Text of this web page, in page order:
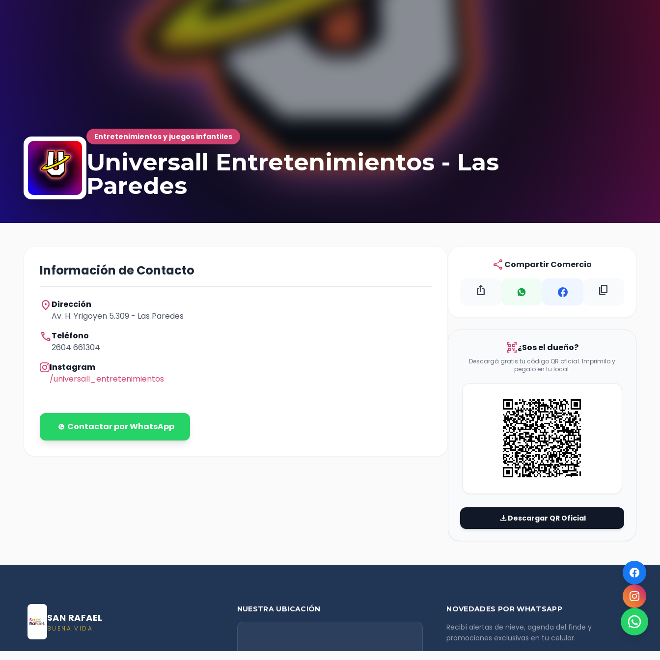
Entretenimientos y juegos infantiles
Universall Entretenimientos - Las
Paredes
Información de Contacto
location_on Dirección
Av. H. Yrigoyen 5.309 - Las Paredes
callTeléfono
2604 661304
Instagram
/universall_entretenimientos
Contactar por WhatsApp
share Compartir Comercio
ios_share content_copy
qr_code_scanner¿Sos el dueño?
Descargá gratis tu código QR oficial. Imprimilo y
pegalo en tu local.
downloadDescargar QR Oficial
SAN RAFAEL
BUENA VIDA
NUESTRA UBICACIÓN NOVEDADES POR WHATSAPP
Recibí alertas de nieve, agenda del finde y
promociones exclusivas en tu celular.